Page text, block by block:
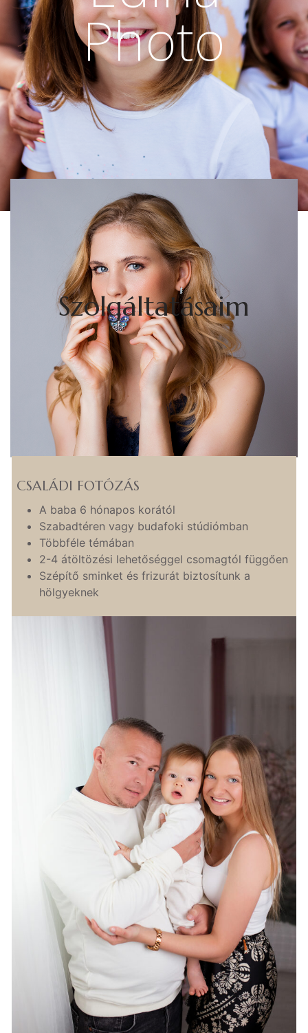
Photo
Szolgáltatásaim
CSALÁDI FOTÓZÁS
A baba 6 hónapos korától
Szabadtéren vagy budafoki stúdiómban
Többféle témában
2-4 átöltözési lehetőséggel csomagtól függően
Szépítő sminket és frizurát biztosítunk a
hölgyeknek